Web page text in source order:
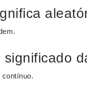
significado